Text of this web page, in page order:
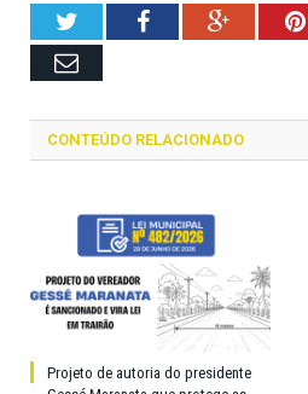
TwitterFacebookGoogle+
Email
CONTEÚDO RELACIONADO
Projeto de autoria do presidente